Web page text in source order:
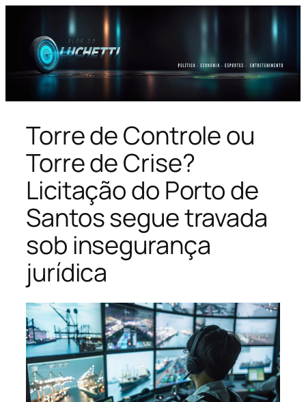
conteúdo
Torre de Controle ou
Torre de Crise?
Licitação do Porto de
Santos segue travada
sob insegurança
jurídica